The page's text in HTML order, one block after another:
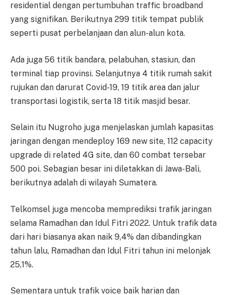
residential dengan pertumbuhan traffic broadband
yang signifikan. Berikutnya 299 titik tempat publik
seperti pusat perbelanjaan dan alun-alun kota.
Ada juga 56 titik bandara, pelabuhan, stasiun, dan
terminal tiap provinsi. Selanjutnya 4 titik rumah sakit
rujukan dan darurat Covid-19, 19 titik area dan jalur
transportasi logistik, serta 18 titik masjid besar.
Selain itu Nugroho juga menjelaskan jumlah kapasitas
jaringan dengan mendeploy 169 new site, 112 capacity
upgrade di related 4G site, dan 60 combat tersebar
500 poi. Sebagian besar ini diletakkan di Jawa-Bali,
berikutnya adalah di wilayah Sumatera.
Telkomsel juga mencoba memprediksi trafik jaringan
selama Ramadhan dan Idul Fitri 2022. Untuk trafik data
dari hari biasanya akan naik 9,4% dan dibandingkan
tahun lalu, Ramadhan dan Idul Fitri tahun ini melonjak
25,1%.
Sementara untuk trafik voice baik harian dan